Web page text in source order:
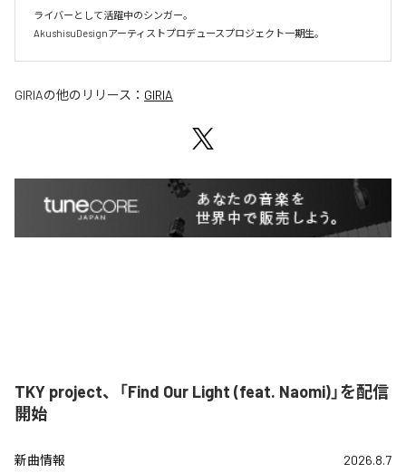
ライバーとして活躍中のシンガー。
AkushisuDesignアーティストプロデュースプロジェクト一期生。
GIRIAの他のリリース： GIRIA
TKY project、「Find Our Light (feat. Naomi)」を配信
開始
新曲情報 2026.8.7